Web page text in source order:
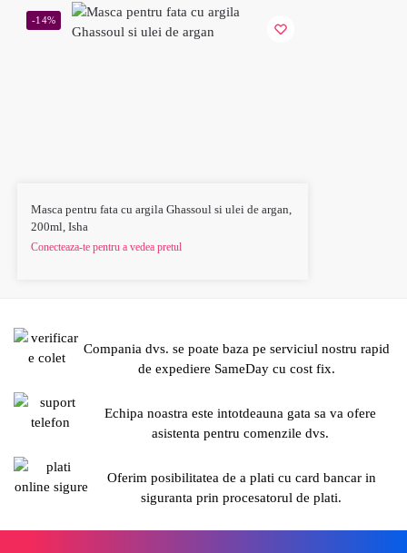
-14%
Masca pentru fata cu argila Ghassoul si ulei de argan,
200ml, Isha
Conecteaza-te pentru a vedea pretul
Compania dvs. se poate baza pe serviciul nostru rapid
de expediere SameDay cu cost fix.
Echipa noastra este intotdeauna gata sa va ofere
asistenta pentru comenzile dvs.
Oferim posibilitatea de a plati cu card bancar in
siguranta prin procesatorul de plati.